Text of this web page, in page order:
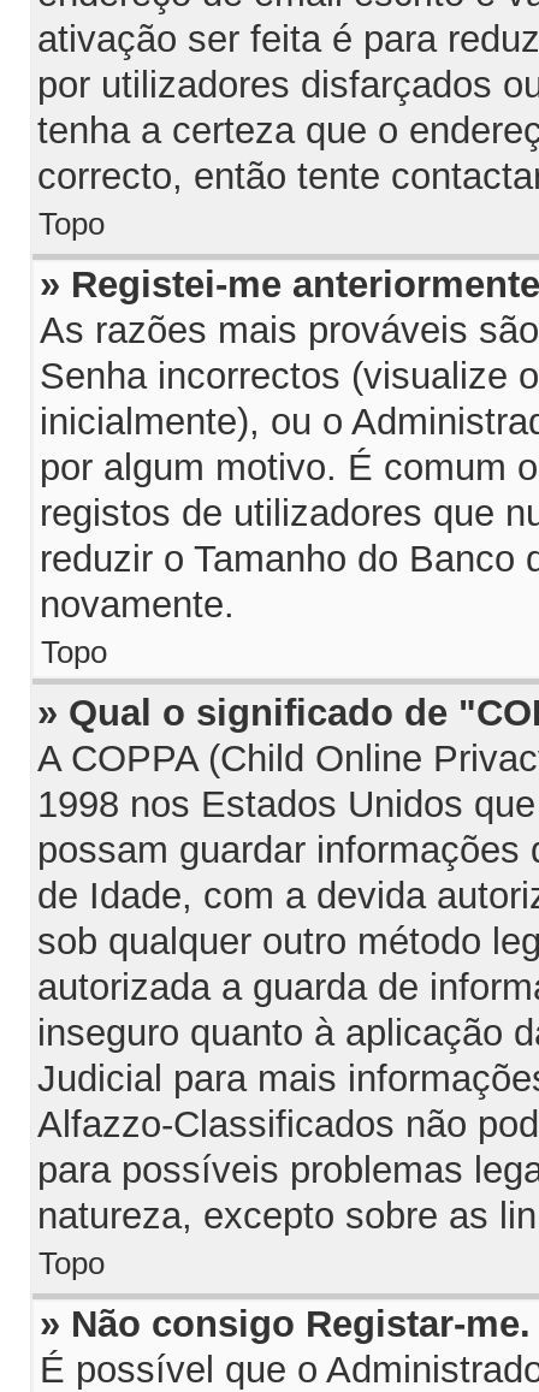
ativação ser feita é para
por utilizadores disfarçados
tenha a certeza que o
correcto, então tente
Topo
» Registei-me
As razões mais prováveis
Senha incorrectos (visualize
inicialmente), ou o
por algum motivo. É comum
registos de utilizadores que
reduzir o Tamanho do Banco
novamente.
Topo
» Qual o significado de
A COPPA (Child Online
1998 nos Estados Unidos
possam guardar
de Idade, com a devida
sob qualquer outro método
autorizada a guarda de
inseguro quanto à aplicação
Judicial para mais
Alfazzo-Classificados não
para possíveis problemas
natureza, excepto sobre as
Topo
» Não consigo Registar-
É possível que o